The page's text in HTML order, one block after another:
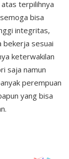
terpilihnya
bisa
integritas,
bekerja sesuai
keterwakilan
saja namun
perempuan
yang bisa